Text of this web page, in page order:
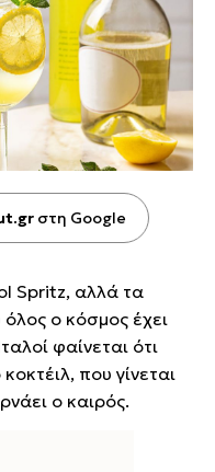
στη Google
Spritz, αλλά τα
ο κόσμος έχει
φαίνεται ότι
που γίνεται
ο καιρός.